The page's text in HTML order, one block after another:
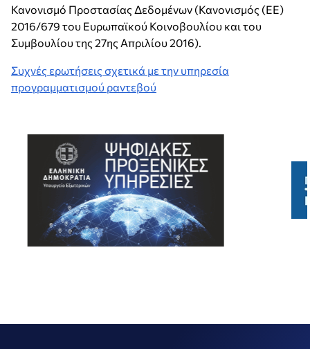
Κανονισμό Προστασίας Δεδομένων (Κανονισμός (ΕΕ)
2016/679 του Ευρωπαϊκού Κοινοβουλίου και του
Συμβουλίου της 27ης Απριλίου 2016).
Συχνές ερωτήσεις σχετικά με την υπηρεσία
προγραμματισμού ραντεβού